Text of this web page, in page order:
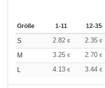
Größe 1-11 12-35
S 2.82 € 2.35 €
M
3.25 € 2.70 €
L
4.13 € 3.44 €